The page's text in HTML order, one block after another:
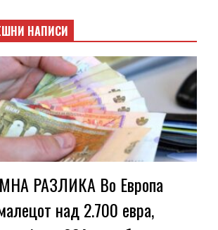
НАПИСИ
РАЗЛИКА Во Европа
над 2.700 евра,